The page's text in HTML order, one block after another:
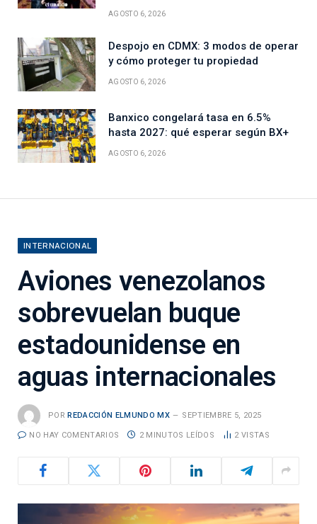
AGOSTO 6, 2026
Despojo en CDMX: 3 modos de operar
y cómo proteger tu propiedad
AGOSTO 6, 2026
Banxico congelará tasa en 6.5%
hasta 2027: qué esperar según BX+
AGOSTO 6, 2026
INTERNACIONAL
Aviones venezolanos
sobrevuelan buque
estadounidense en
aguas internacionales
POR REDACCIÓN ELMUNDO MX SEPTIEMBRE 5, 2025
NO HAY COMENTARIOS 2 MINUTOS LEÍDOS 2 VISTAS